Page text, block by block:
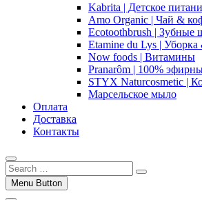
Kabrita | Детское
Amo Organic | Чай &
Ecotoothbrush | Зубные
Etamine du Lys | Уборка
Now foods | Витамины
Pranarôm | 100%
STYX Naturcosmetic |
Марсельское мыло
Оплата
Доставка
Контакты
Menu Button